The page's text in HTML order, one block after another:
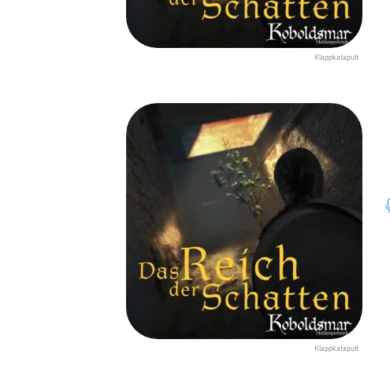
Klappkatapult
Klappkatapult